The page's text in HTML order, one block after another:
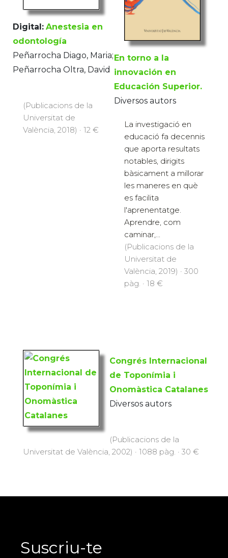
Digital: Anestesia en
odontología
Peñarrocha Diago, Maria;
Peñarrocha Oltra, David
(Publicacions de la
Universitat de
València, 2018) · 12 €
En torno a la
innovación en
Educación Superior.
Diversos autors
La investigació en
educació fa decennis
que aporta resultats
notables, dirigits
bàsicament a millorar
les maneres en què
es facilita
l'aprenentatge.
Aprendre, com
caminar,...
(Publicacions de la
Universitat de
València, 2019) · 300
pàg. · 18 €
Congrés Internacional
de Toponímia i
Onomàstica Catalanes
Diversos autors
(Publicacions de la
Universitat de València, 2002) · 1088 pàg. · 30 €
Suscriu-te